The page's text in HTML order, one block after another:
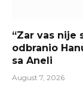
“Zar vas nije
odbranio
sa Aneli
August 7, 2026